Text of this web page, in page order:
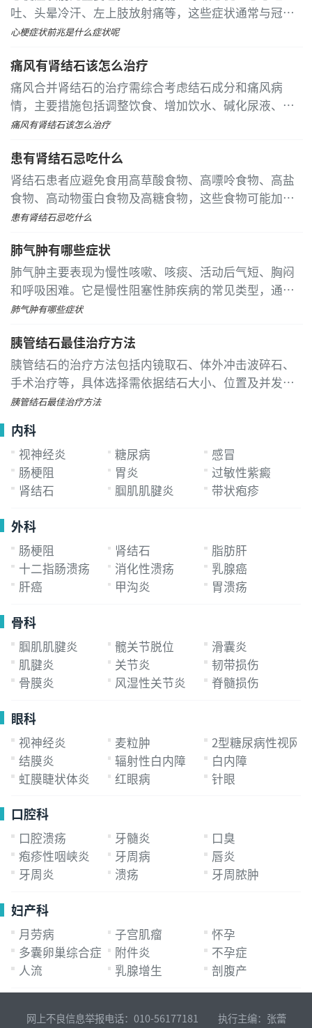
吐、头晕冷汗、左上肢放射痛等，这些症状通常与冠状
动脉血流急剧减少有关，需要立即就医。 心梗前最典型
至数小时，常因情绪激动或体力活动诱发
心梗症状前兆是什么症状呢
痛风有肾结石该怎么治疗
痛风合并肾结石的治疗需综合考虑结石成分和痛风病
情，主要措施包括调整饮食、增加饮水、碱化尿液、药
物治疗及必要时手术取石。痛风患者出现肾结石可能与
痛风有肾结石该怎么治疗
患有肾结石忌吃什么
肾结石患者应避免食用高草酸食物、高嘌呤食物、高盐
食物、高动物蛋白食物及高糖食物，这些食物可能加重
病情或诱发结石形成。 肾结石患者需要限制摄入菠菜、
成草酸钙结晶，这是最常见的结石类型
患有肾结石忌吃什么
肺气肿有哪些症状
肺气肿主要表现为慢性咳嗽、咳痰、活动后气短、胸闷
和呼吸困难。它是慢性阻塞性肺疾病的常见类型，通常
与长期吸烟、空气污染、职业粉尘暴露等因素有关，确
显，随着病情发展会变成全天持续性咳嗽
肺气肿有哪些症状
胰管结石最佳治疗方法
胰管结石的治疗方法包括内镜取石、体外冲击波碎石、
手术治疗等，具体选择需依据结石大小、位置及并发症
制定个体化方案。 内镜下逆行胰胆管造影取石适用于直
囊扩张或网篮直接取出结石
胰管结石最佳治疗方法
内科
视神经炎 糖尿病
感冒
肠梗阻
胃炎
过敏性紫癜
肾结石
腘肌肌腱炎 带状疱疹
外科
肠梗阻 肾结石
脂肪肝
十二指肠溃疡
消化性溃疡
乳腺癌
肝癌
甲沟炎 胃溃疡
骨科
腘肌肌腱炎 髋关节脱位
滑囊炎
肌腱炎
关节炎
韧带损伤
骨膜炎
风湿性关节炎 脊髓损伤
眼科
视神经炎 麦粒肿
2型糖尿病性视网
结膜炎
辐射性白内障
白内障
虹膜睫状体炎
红眼病 针眼
口腔科
口腔溃疡 牙髓炎
口臭
疱疹性咽峡炎
牙周病
唇炎
牙周炎
溃疡 牙周脓肿
妇产科
月劳病 子宫肌瘤
怀孕
多囊卵巢综合症
附件炎
不孕症
人流
乳腺增生 剖腹产
网上不良信息举报电话：010-56177181 执行主编：张蕾